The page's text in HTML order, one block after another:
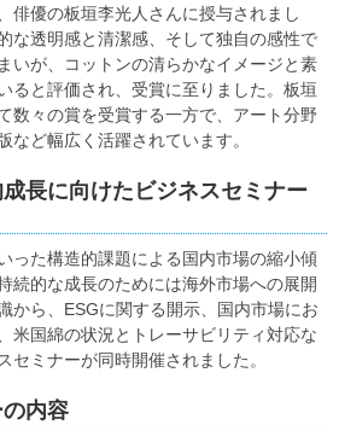
俳優の板垣李光人さんに授与されまし
な透明感と清潔感、そして独自の感性で
いが、コットンの清らかなイメージと素
ると評価され、受賞に至りました。板垣
数々の賞を受賞する一方で、アート分野
など幅広く活躍されています。
長に向けたビジネスセミナー
った構造的課題による国内市場の縮小傾
続的な成長のためには海外市場への展開
から、ESGに関する開示、国内市場にお
米国綿の状況とトレーサビリティ対応な
セミナーが同時開催されました。
内容